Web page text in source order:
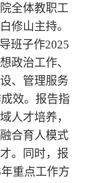
全体教职工
修山主持。
班子作2025
政治工作、
、管理服务
效。报告指
人才培养，
合育人模式
。同时，报
重点工作方